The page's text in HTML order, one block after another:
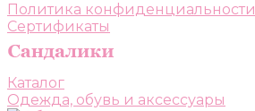
Политика конфиденциальности
Сертификаты
Каталог
Одежда, обувь и аксессуары